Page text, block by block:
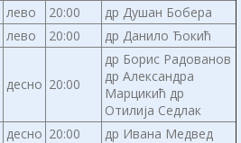
лево 20:00
др Душан Бобера
лево 20:00 др Данило Ђокић
десно 20:00
др Борис Радованов
др Александра
Марцикић др
Отилија Седлак
десно 20:00
др Ивана Медвед